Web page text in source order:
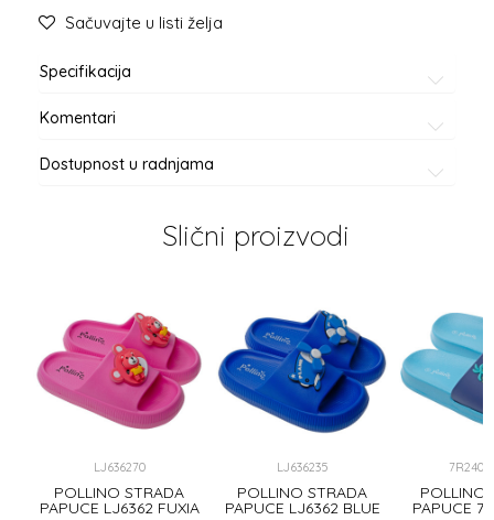
Sačuvajte u listi želja
Specifikacija
Komentari
Dostupnost u radnjama
Slični proizvodi
LJ636270
POLLINO STRADA
PAPUCE LJ6362 FUXIA
LJ636235
POLLINO STRADA
PAPUCE LJ6362 BLUE
POLLINO
PAPUCE